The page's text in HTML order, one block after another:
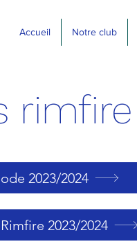
Accueil Notre club
rimfire
2023/2024
2023/2024